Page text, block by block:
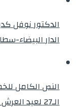
الدار البيضاء-
النص الكامل
الـ27 لعيد العرش المجيد